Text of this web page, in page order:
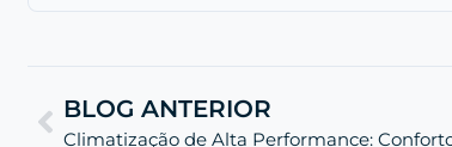
BLOG ANTERIOR
Climatização de Alta Performance: Conforto